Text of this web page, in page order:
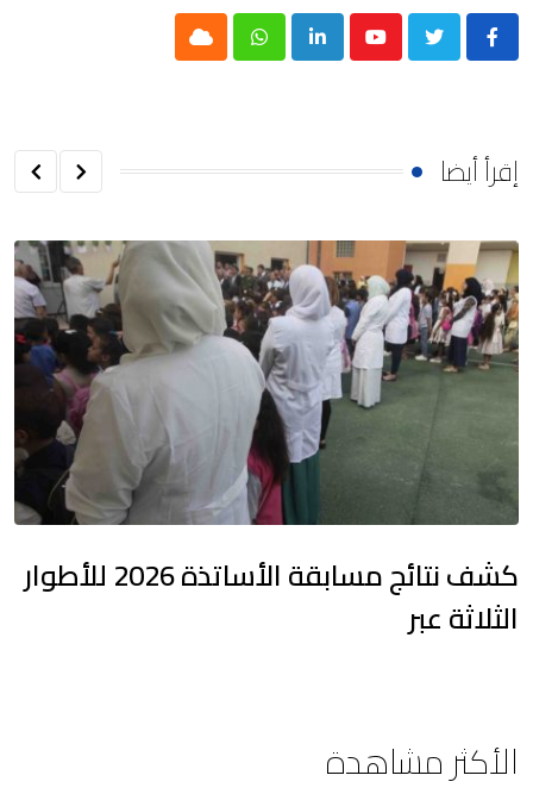
Youtube
LinkedIn
Whatsapp
Cloud
إقرأ أيضا
كشف نتائج مسابقة الأساتذة 2026 للأطوار
الثلاثة عبر
الأكثر مشاهدة